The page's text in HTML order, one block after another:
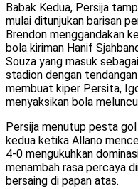
Babak Kedua, Persija
mulai ditunjukan barisan
Brendon menggandakan
bola kiriman Hanif
Souza yang masuk
stadion dengan
membuat kiper Persita,
menyaksikan bola
Persija menutup pesta
kedua ketika Allano
4-0 mengukuhkan
menambah rasa percaya
bersaing di papan atas.